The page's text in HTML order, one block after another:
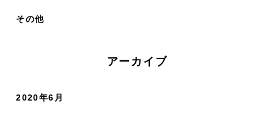
その他
アーカイブ
2020年6月